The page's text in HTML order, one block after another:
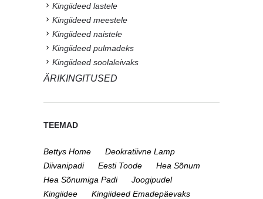
Kingiideed lastele
Kingiideed meestele
Kingiideed naistele
Kingiideed pulmadeks
Kingiideed soolaleivaks
ÄRIKINGITUSED
TEEMAD
Bettys Home
Deokratiivne Lamp
Diivanipadi
Eesti Toode
Hea Sõnum
Hea Sõnumiga Padi
Joogipudel
Kingiidee
Kingiideed Emadepäevaks